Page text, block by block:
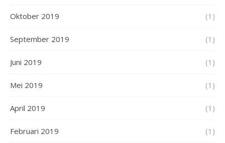
Oktober 2019 (1)
September 2019 (1)
Juni 2019 (1)
Mei 2019 (1)
April 2019 (1)
Februari 2019 (1)